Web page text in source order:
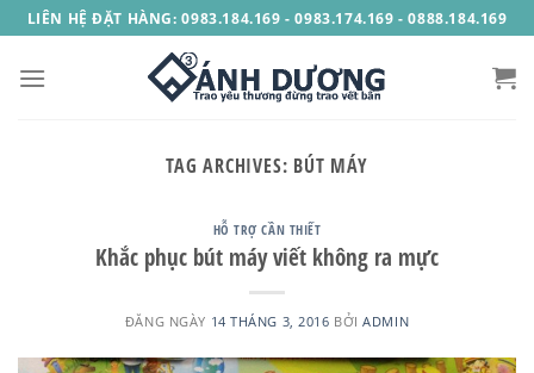
Skip
to
content
LIÊN HỆ ĐẶT HÀNG: 0983.184.169 - 0983.174.169 - 0888.184.169
TAG ARCHIVES: BÚT MÁY
HỖ TRỢ CẦN THIẾT
Khắc phục bút máy viết không ra mực
ĐĂNG NGÀY 14 THÁNG 3, 2016 BỞIADMIN